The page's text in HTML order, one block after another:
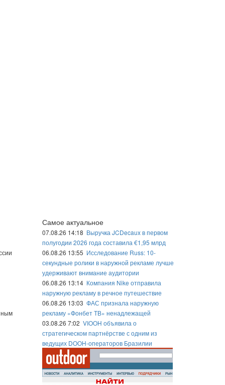
Самое актуальное
07.08.26 14:18 Выручка JCDecaux в первом
полугодии 2026 года составила €1,95 млрд
06.08.26 13:55 Исследование Russ: 10-
секундные ролики в наружной рекламе лучше
удерживают внимание аудитории
06.08.26 13:14 Компания Nike отправила
наружную рекламу в речное путешествие
06.08.26 13:03 ФАС признала наружную
рекламу «Фонбет ТВ» ненадлежащей
03.08.26 7:02 VIOOH объявила о
стратегическом партнёрстве с одним из
ведущих DOOH-операторов Бразилии